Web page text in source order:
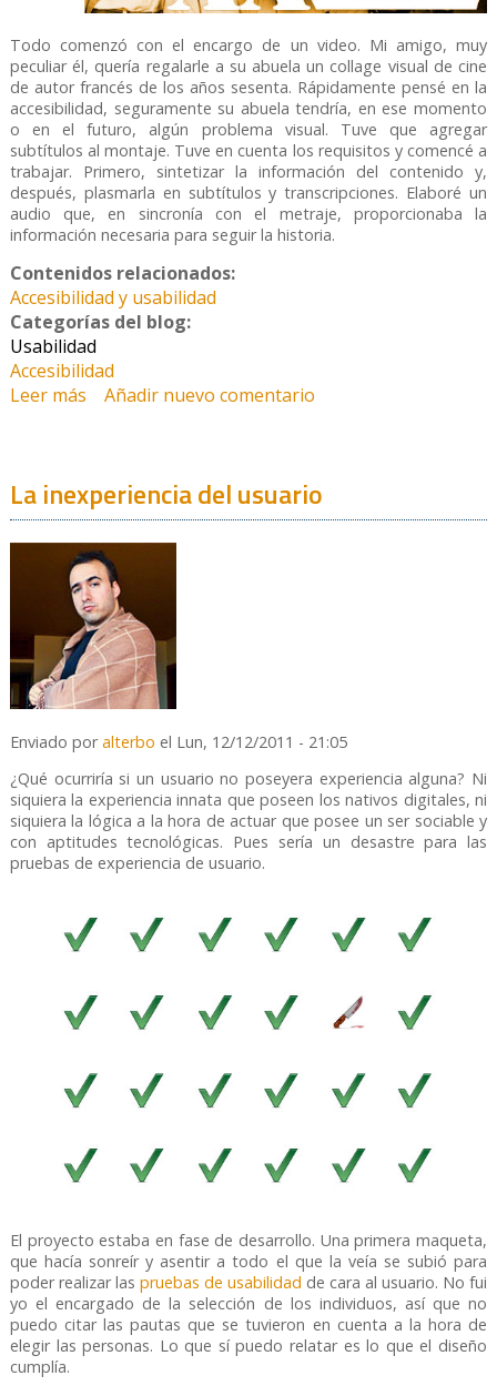
Todo comenzó con el encargo de un video. Mi amigo, muy
peculiar él, quería regalarle a su abuela un collage visual de cine
de autor francés de los años sesenta. Rápidamente pensé en la
accesibilidad, seguramente su abuela tendría, en ese momento
o en el futuro, algún problema visual. Tuve que agregar
subtítulos al montaje. Tuve en cuenta los requisitos y comencé a
trabajar. Primero, sintetizar la información del contenido y,
después, plasmarla en subtítulos y transcripciones. Elaboré un
audio que, en sincronía con el metraje, proporcionaba la
información necesaria para seguir la historia.
Contenidos relacionados:
Accesibilidad y usabilidad
Categorías del blog:
Usabilidad
Accesibilidad
Leer más sobre Acceso a la Habilidad
Añadir nuevo comentario
La inexperiencia del usuario
Enviado poralterbo el Lun, 12/12/2011 - 21:05
¿Qué ocurriría si un usuario no poseyera experiencia alguna? Ni
siquiera la experiencia innata que poseen los nativos digitales, ni
siquiera la lógica a la hora de actuar que posee un ser sociable y
con aptitudes tecnológicas. Pues sería un desastre para las
pruebas de experiencia de usuario.
El proyecto estaba en fase de desarrollo. Una primera maqueta,
que hacía sonreír y asentir a todo el que la veía se subió para
poder realizar las pruebas de usabilidad de cara al usuario. No fui
yo el encargado de la selección de los individuos, así que no
puedo citar las pautas que se tuvieron en cuenta a la hora de
elegir las personas. Lo que sí puedo relatar es lo que el diseño
cumplía.